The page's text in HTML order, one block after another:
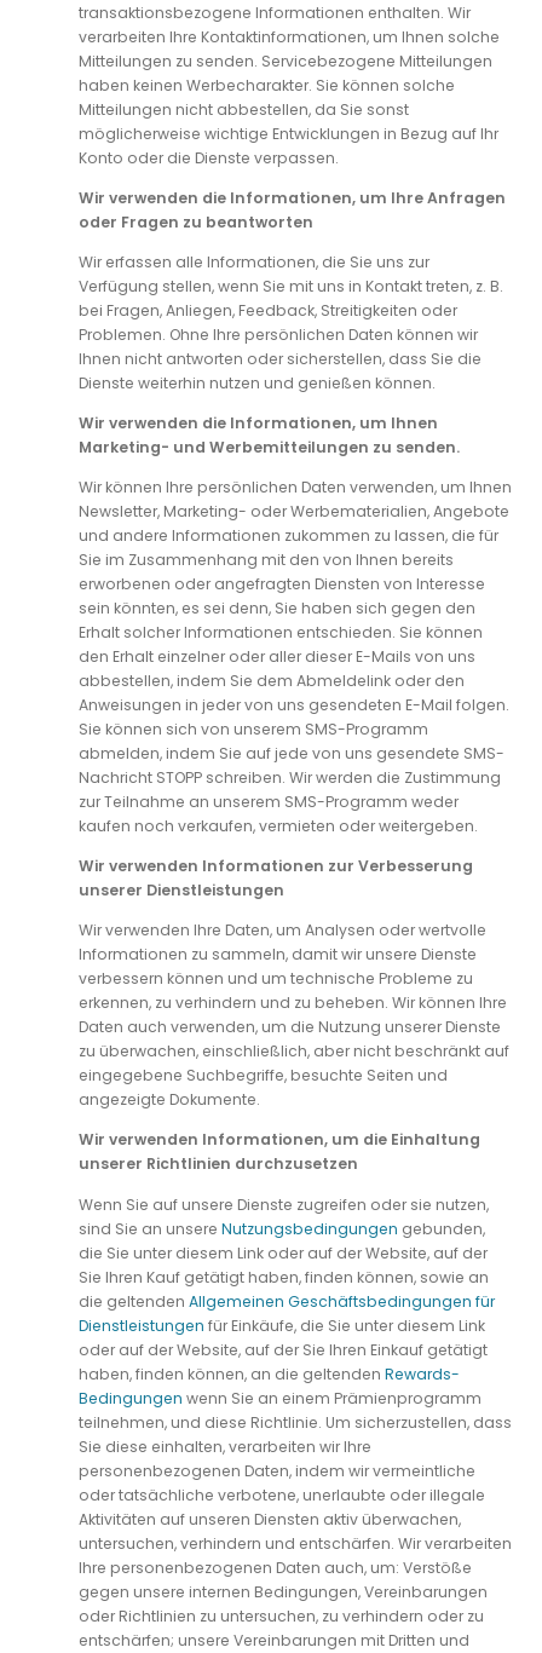
transaktionsbezogene Informationen enthalten. Wir
verarbeiten Ihre Kontaktinformationen, um Ihnen solche
Mitteilungen zu senden. Servicebezogene Mitteilungen
haben keinen Werbecharakter. Sie können solche
Mitteilungen nicht abbestellen, da Sie sonst
möglicherweise wichtige Entwicklungen in Bezug auf Ihr
Konto oder die Dienste verpassen.
Wir verwenden die Informationen, um Ihre Anfragen
oder Fragen zu beantworten
Wir erfassen alle Informationen, die Sie uns zur
Verfügung stellen, wenn Sie mit uns in Kontakt treten, z. B.
bei Fragen, Anliegen, Feedback, Streitigkeiten oder
Problemen. Ohne Ihre persönlichen Daten können wir
Ihnen nicht antworten oder sicherstellen, dass Sie die
Dienste weiterhin nutzen und genießen können.
Wir verwenden die Informationen, um Ihnen
Marketing- und Werbemitteilungen zu senden.
Wir können Ihre persönlichen Daten verwenden, um Ihnen
Newsletter, Marketing- oder Werbematerialien, Angebote
und andere Informationen zukommen zu lassen, die für
Sie im Zusammenhang mit den von Ihnen bereits
erworbenen oder angefragten Diensten von Interesse
sein könnten, es sei denn, Sie haben sich gegen den
Erhalt solcher Informationen entschieden. Sie können
den Erhalt einzelner oder aller dieser E-Mails von uns
abbestellen, indem Sie dem Abmeldelink oder den
Anweisungen in jeder von uns gesendeten E-Mail folgen.
Sie können sich von unserem SMS-Programm
abmelden, indem Sie auf jede von uns gesendete SMS-
Nachricht STOPP schreiben. Wir werden die Zustimmung
zur Teilnahme an unserem SMS-Programm weder
kaufen noch verkaufen, vermieten oder weitergeben.
Wir verwenden Informationen zur Verbesserung
unserer Dienstleistungen
Wir verwenden Ihre Daten, um Analysen oder wertvolle
Informationen zu sammeln, damit wir unsere Dienste
verbessern können und um technische Probleme zu
erkennen, zu verhindern und zu beheben. Wir können Ihre
Daten auch verwenden, um die Nutzung unserer Dienste
zu überwachen, einschließlich, aber nicht beschränkt auf
eingegebene Suchbegriffe, besuchte Seiten und
angezeigte Dokumente.
Wir verwenden Informationen, um die Einhaltung
unserer Richtlinien durchzusetzen
Wenn Sie auf unsere Dienste zugreifen oder sie nutzen,
sind Sie an unsere Nutzungsbedingungen gebunden,
die Sie unter diesem Link oder auf der Website, auf der
Sie Ihren Kauf getätigt haben, finden können, sowie an
die geltenden Allgemeinen Geschäftsbedingungen für
Dienstleistungen für Einkäufe, die Sie unter diesem Link
oder auf der Website, auf der Sie Ihren Einkauf getätigt
haben, finden können, an die geltenden Rewards-
Bedingungen wenn Sie an einem Prämienprogramm
teilnehmen, und diese Richtlinie. Um sicherzustellen, dass
Sie diese einhalten, verarbeiten wir Ihre
personenbezogenen Daten, indem wir vermeintliche
oder tatsächliche verbotene, unerlaubte oder illegale
Aktivitäten auf unseren Diensten aktiv überwachen,
untersuchen, verhindern und entschärfen. Wir verarbeiten
Ihre personenbezogenen Daten auch, um: Verstöße
gegen unsere internen Bedingungen, Vereinbarungen
oder Richtlinien zu untersuchen, zu verhindern oder zu
entschärfen; unsere Vereinbarungen mit Dritten und